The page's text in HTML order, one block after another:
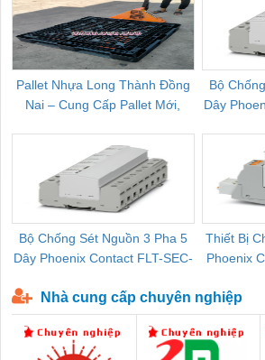
Pallet Nhựa Long Thành Đồng
Nai – Cung Cấp Pallet Mới,
Bộ
Dây
Bộ Chống Sét Nguồn 3 Pha 5
Dây Phoenix Contact FLT-SEC-
Thiết Bị
Phoenix
Nhà cung cấp chuyên nghiệp